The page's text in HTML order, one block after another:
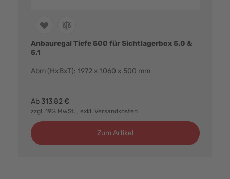
Anbauregal Tiefe 500 für Sichtlagerbox 5.0 &
5.1
Abm (HxBxT): 1972 x 1060 x 500 mm
Ab 313,82 €
zzgl. 19% MwSt. , exkl. Versandkosten
Zum Artikel